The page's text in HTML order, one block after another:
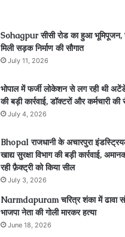
Sohagpur सीसी रोड का हुआ भूमिपूजन,
मिली सड़क निर्माण की सौगात
July 11, 2026
भोपाल में फर्जी लोकेशन से लग रही थी
की बड़ी कार्रवाई, डॉक्टरों और कर्मचारी
July 4, 2026
Bhopal राजधानी के अचारपुरा
खाद्य सुरक्षा विभाग की बड़ी कार्रवाई,
रही फ़ैक्ट्री को किया सील
July 3, 2026
Narmdapuram चरित्र शंका में ढावा
भाजपा नेता की गोली मारकर हत्या
June 18, 2026